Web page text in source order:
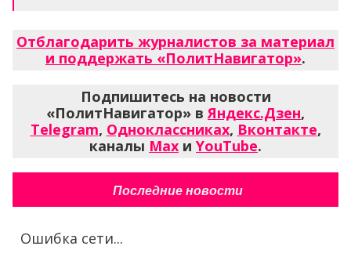
Отблагодарить журналистов за материал
и поддержать «ПолитНавигатор».
Подпишитесь на новости
«ПолитНавигатор» в Яндекс.Дзен,
Telegram, Одноклассниках, Вконтакте,
каналы Max и YouTube.
Последние новости
Ошибка сети...